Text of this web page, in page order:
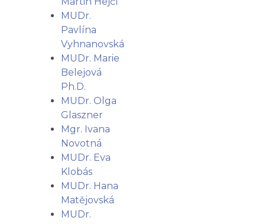
MUDr.
Pavlína
Vyhnanovská
MUDr. Marie
Belejová
Ph.D.
MUDr. Olga
Glaszner
Mgr. Ivana
Novotná
MUDr. Eva
Klobás
MUDr. Hana
Matějovská
MUDr.